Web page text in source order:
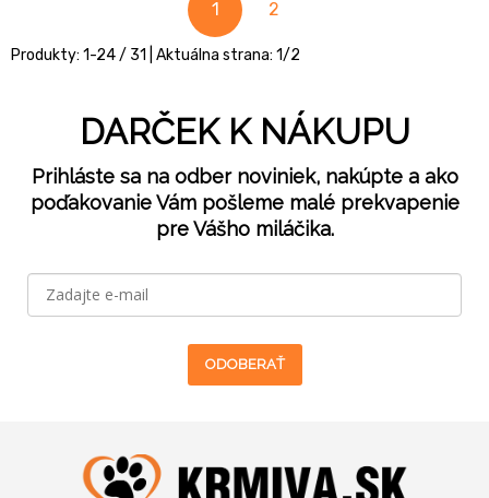
1 2
Produkty: 1-24/ 31 | Aktuálna strana: 1/2
DARČEK K NÁKUPU
Prihláste sa na odber noviniek, nakúpte a ako
poďakovanie Vám pošleme malé prekvapenie
pre Vášho miláčika.
ODOBERAŤ